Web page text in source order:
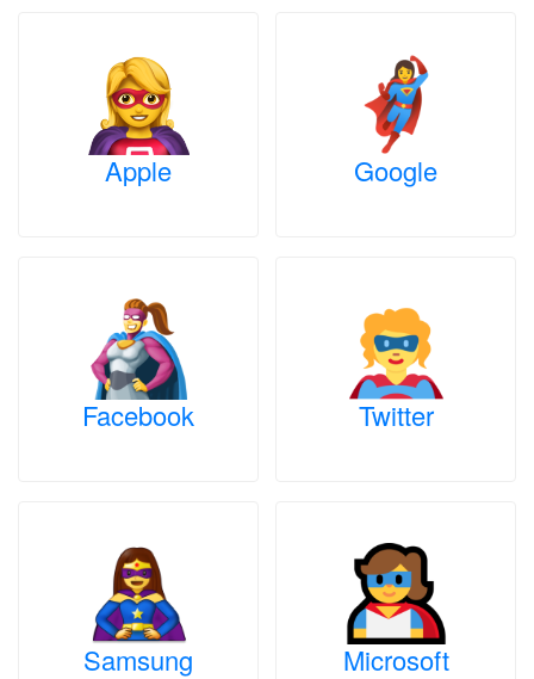
Apple Google
Facebook Twitter
Samsung Microsoft